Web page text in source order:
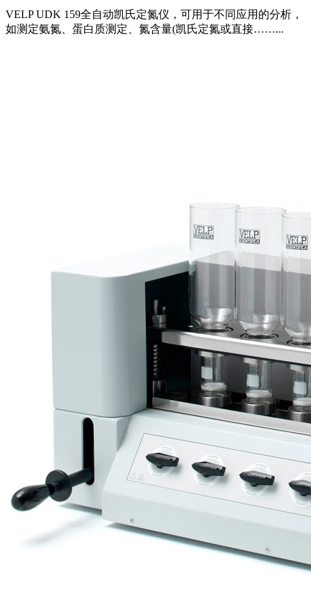
VELP UDK 159全自动凯氏定氮仪，可用于不同应用的分析，
如测定氨氮、蛋白质测定、氮含量(凯氏定氮或直接……...